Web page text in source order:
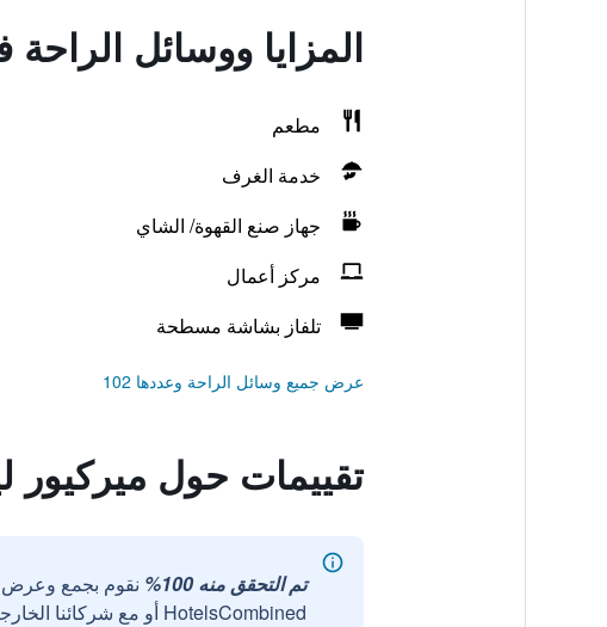
المزايا ووسائل
مطعم
خدمة الغرف
جهاز صنع القهوة/ الشاي
مركز أعمال
تلفاز بشاشة مسطحة
عرض جميع وسائل الراحة وعددها 102
تقييمات حول ميركيور
تم التحقق منه 100%
نقوم بجمع وعرض
HotelsCombined أو مع شركائنا الخارجيين الموثوقين.